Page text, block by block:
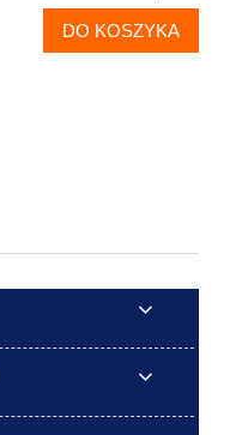
DO KOSZYKA